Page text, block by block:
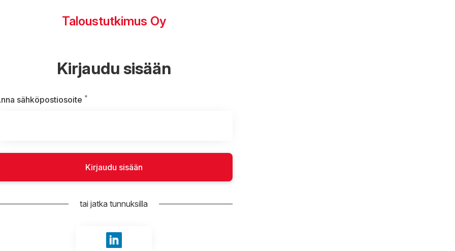
Taloustutkimus Oy
Kirjaudu sisään
sähköpostiosoite *
Kirjaudu sisään
tai jatka tunnuksilla
Kirjaudu sisään tunnuksilla LinkedIn